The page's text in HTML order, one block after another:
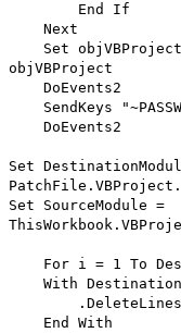
End If
Next
Set
objVBProject
DoEvents2
SendKeys
DoEvents2
Set
Set SourceModule =
For i = 1 To
With
.DeleteLines
End With